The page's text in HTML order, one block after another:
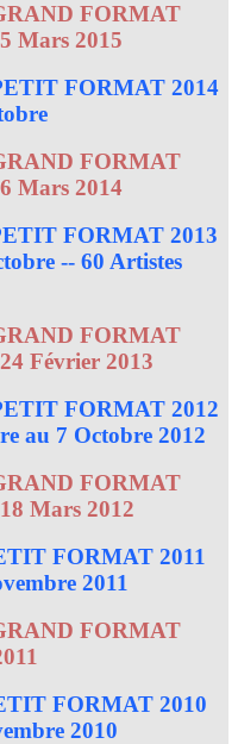
FORMAT
Mars 2015
FORMAT 2014
FORMAT
Mars 2014
FORMAT 2013
-- 60 Artistes
FORMAT
Février 2013
FORMAT 2012
au 7 Octobre 2012
FORMAT
Mars 2012
FORMAT 2011
2011
FORMAT
FORMAT 2010
2010